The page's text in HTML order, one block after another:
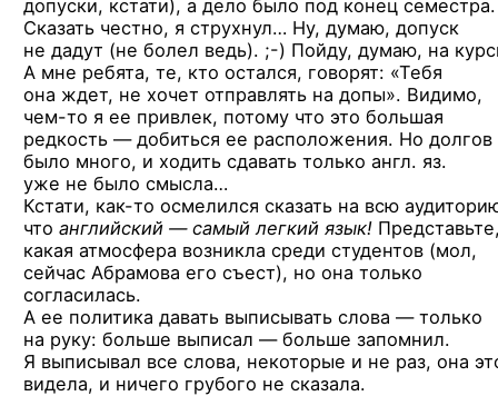
допуски, кстати), а дело было под конец семестра.
Сказать честно, я струхнул… Ну, думаю, допуск
не дадут (не болел ведь). ;-) Пойду, думаю, на
А мне ребята, те, кто остался, говорят: «Тебя
она ждет, не хочет отправлять на допы». Видимо,
чем-то я ее привлек, потому что это большая
редкость — добиться ее расположения. Но долгов
было много, и ходить сдавать только англ. яз.
уже не было смысла…
Кстати, как-то осмелился сказать на всю
что английский — самый легкий язык!
какая атмосфера возникла среди студентов (мол,
сейчас Абрамова его съест), но она только
согласилась.
А ее политика давать выписывать слова — только
на руку: больше выписал — больше запомнил.
Я выписывал все слова, некоторые и не раз, она
видела, и ничего грубого не сказала.